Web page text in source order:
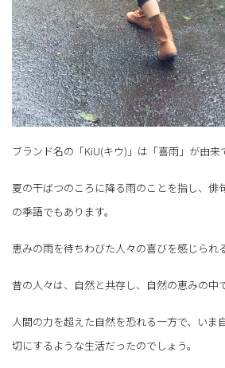
ブランド名の「KiU(キウ)」は「喜雨」が由来
夏の干ばつのころに降る雨のことを指し、俳
の季語でもあります。
恵みの雨を待ちわびた人々の喜びを感じられ
昔の人々は、自然と共存し、自然の恵みの中
人間の力を超えた自然を恐れる一方で、いま
切にするような生活だったのでしょう。